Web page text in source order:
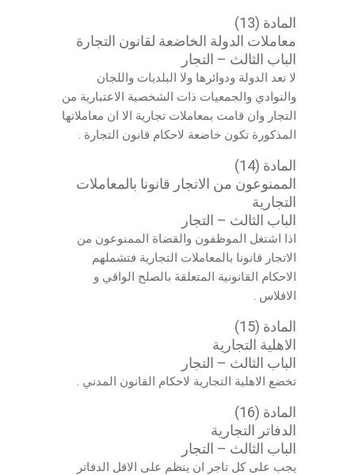
المادة (13)
معاملات الدولة الخاضعة لقانون التجارة
الباب الثالث – التجار
لا تعد الدولة ودوائرها ولا البلديات واللجان
والنوادي والجمعيات ذات الشخصية الاعتبارية من
التجار وان قامت بمعاملات تجارية الا ان معاملاتها
المذكورة تكون خاضعة لاحكام قانون التجارة .
المادة (14)
الممنوعون من الاتجار قانونا بالمعاملات
التجارية
الباب الثالث – التجار
اذا اشتغل الموظفون والقضاة الممنوعون من
الاتجار قانونا بالمعاملات التجارية فتشملهم
الاحكام القانونية المتعلقة بالصلح الواقي و
الافلاس .
المادة (15)
الاهلية التجارية
الباب الثالث – التجار
تخضع الاهلية التجارية لاحكام القانون المدني .
المادة (16)
الدفاتر التجارية
الباب الثالث – التجار
يجب على كل تاجر ان ينظم على الاقل الدفاتر